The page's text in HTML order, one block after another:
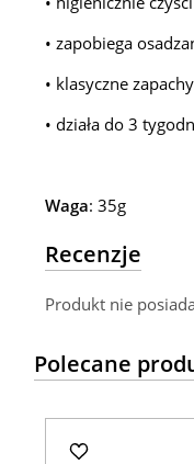
• zapobiega
• klasyczne zapachy
• działa do 3
Waga: 35g
Recenzje
Produkt nie
Polecane